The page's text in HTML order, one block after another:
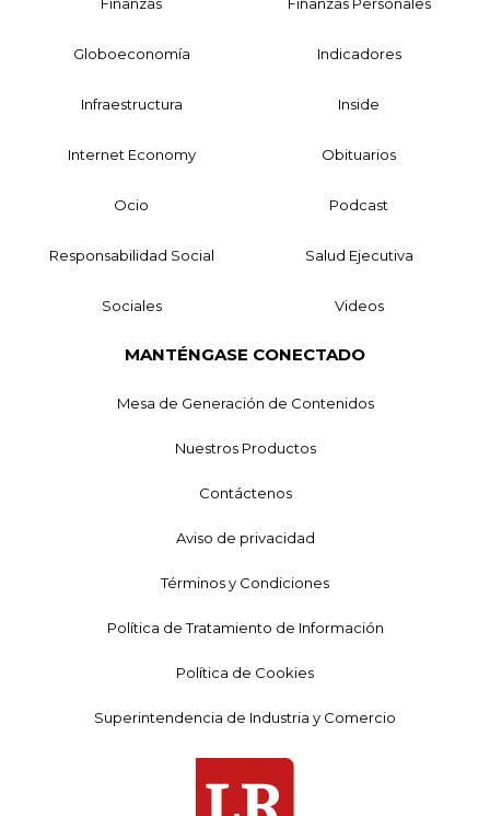
Globoeconomía Indicadores
Infraestructura Inside
Internet Economy Obituarios
Ocio Podcast
Responsabilidad Social Salud Ejecutiva
Sociales Videos
MANTÉNGASE CONECTADO
Mesa de Generación de Contenidos
Nuestros Productos
Contáctenos
Aviso de privacidad
Términos y Condiciones
Política de Tratamiento de Información
Política de Cookies
Superintendencia de Industria y Comercio